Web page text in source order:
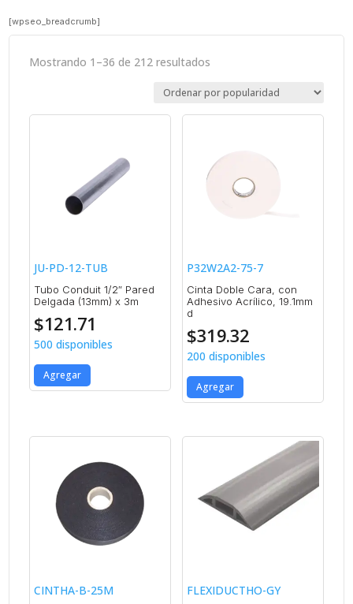
[wpseo_breadcrumb]
Mostrando 1–36 de 212 resultados
popularity
JU-PD-12-TUB
Tubo Conduit 1/2″ Pared
Delgada (13mm) x 3m
$121.71
500 disponibles
Agregar
P32W2A2-75-7
Cinta Doble Cara, con
Adhesivo Acrílico, 19.1mm
d
$319.32
200 disponibles
Agregar
CINTHA-B-25M FLEXIDUCTHO-GY